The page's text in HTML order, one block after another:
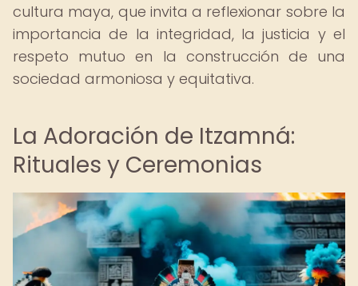
cultura maya, que invita a reflexionar sobre la
importancia de la integridad, la justicia y el
respeto mutuo en la construcción de una
sociedad armoniosa y equitativa.
La Adoración de Itzamná:
Rituales y Ceremonias